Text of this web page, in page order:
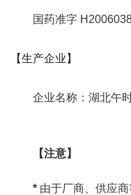
国药准字
【生产企业】
企业名称：湖北午
【注意】
* 由于厂商、供应